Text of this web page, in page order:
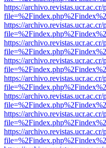
https://
https://
https://
https://
https://
https://
https://
https://